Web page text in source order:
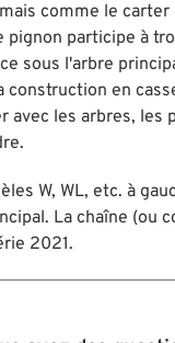
comme le
pignon participe à
sous l'arbre
construction en
avec les arbres, les
W, WL, etc. à
La chaîne (ou
2021.